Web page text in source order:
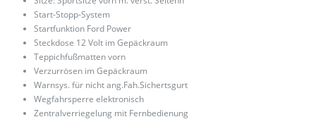
Start-Stopp-System
Startfunktion Ford Power
Steckdose 12 Volt im Gepäckraum
Teppichfußmatten vorn
Verzurrösen im Gepäckraum
Warnsys. für nicht ang.Fah.Sichertsgurt
Wegfahrsperre elektronisch
Zentralverriegelung mit Fernbedienung